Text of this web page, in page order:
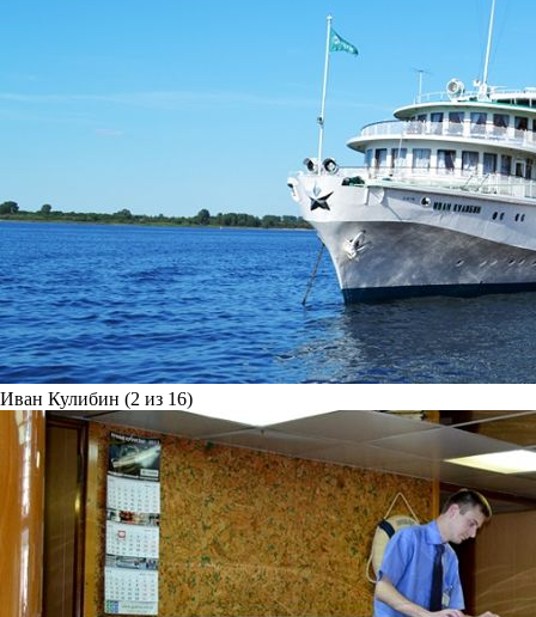
Иван Кулибин (2 из 16)